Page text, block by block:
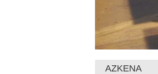
AZKENA